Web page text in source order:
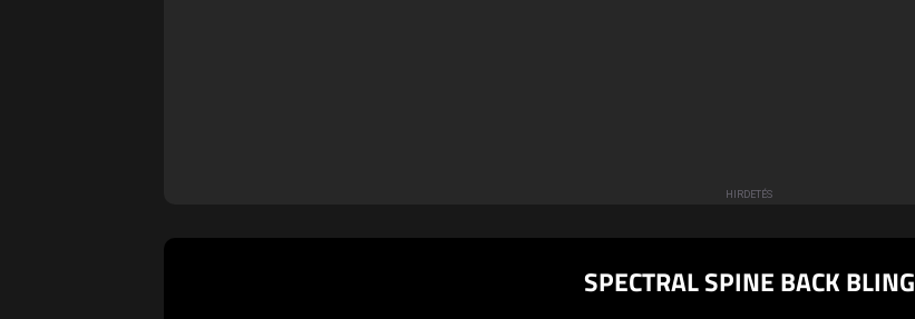
SPECTRAL SPINE BACK BLING